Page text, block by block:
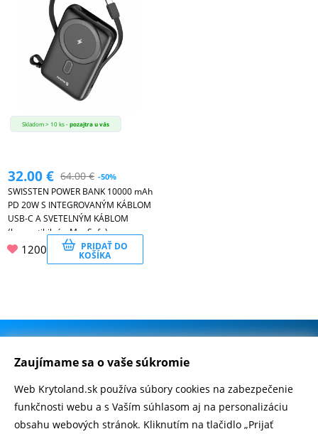
Skladom > 10 ks -pozajtra u vás
32.00€ 64.00€ -50%
SWISSTEN POWER BANK 10000 mAh
PD 20W S INTEGROVANÝM KÁBLOM
USB-C A SVETELNÝM KÁBLOM
(kompatibilný s MagSafe)
1200 PRIDAŤ DO
KOŠÍKA
.
500.000+ odoslaných balíčkov
Rychlé doručenie 1-2 dní
Zaujímame sa o vaše súkromie
Web Krytoland.sk používa súbory cookies na zabezpečenie
funkčnosti webu a s Vaším súhlasom aj na personalizáciu
obsahu webových stránok. Kliknutím na tlačidlo „Prijať